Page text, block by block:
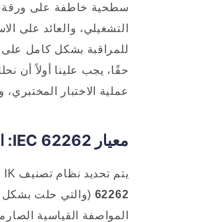
سطحية خاطفة على ورقة
حقًا، يجب علينا أولاً أن
عملية الاختبار المختبري،
معيار IEC 62262: المعيار العالمي للمرونة الحركية
يتم تحديد نظام تصنيف IK رسميًا وبشكل صارم من خلال المعيار الدولي المعترف به على نطاق واسع
62262
المواصفة القياسية